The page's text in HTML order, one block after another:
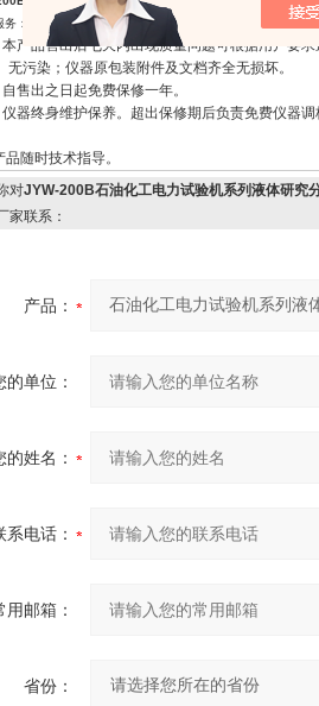
：
产品售出后七天内出现质量问题可根据用户要
无污染；仪器原包装附件及文档齐全无损坏。
售出之日起免费保修一年。
器终身维护保养。超出保修期后负责免费仪器
随时技术指导。
对JYW-200B石油化工电力试验机系列液体研究
家联系：
产品：
的单位：
的姓名：
系电话：
用邮箱：
省份：